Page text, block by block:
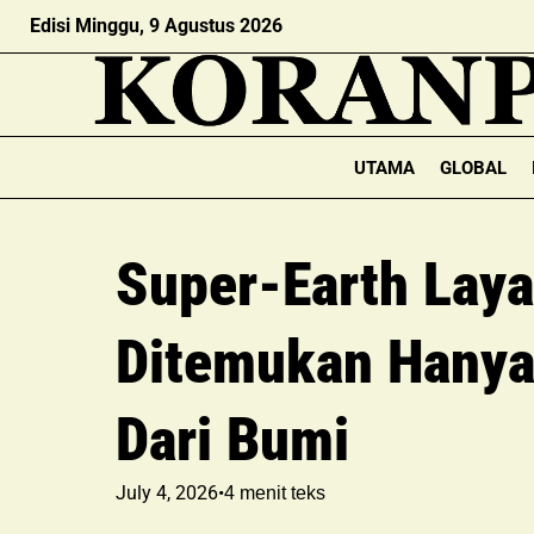
Edisi Minggu, 9 Agustus 2026
UTAMA GLOBAL
Super-Earth
Ditemukan
Dari Bumi
July 4, 2026•4 menit teks